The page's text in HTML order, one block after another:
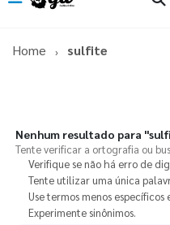
Home sulfite
Nenhum resultado para
Tente verificar a ortografia ou
Verifique se não há erro de
Tente utilizar uma única
Use termos menos específicos
Experimente sinônimos.